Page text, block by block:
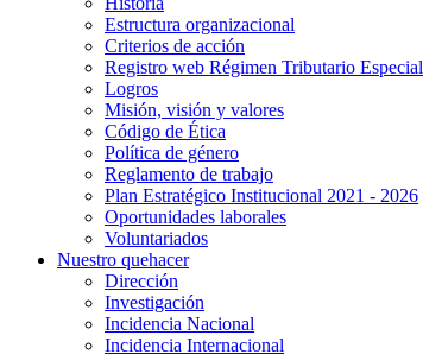
Estructura organizacional
Criterios de acción
Registro web Régimen Tributario Especial
Logros
Misión, visión y valores
Código de Ética
Política de género
Reglamento de trabajo
Plan Estratégico Institucional 2021 - 2026
Oportunidades laborales
Voluntariados
Nuestro quehacer
Dirección
Investigación
Incidencia Nacional
Incidencia Internacional